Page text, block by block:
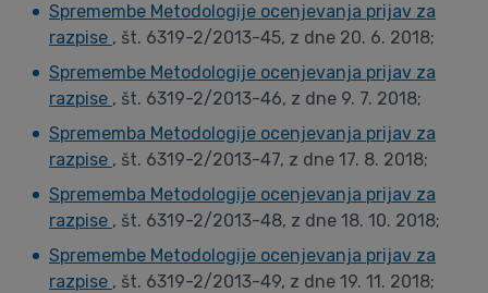
Spremembe Metodologije ocenjevanja prijav za
razpise , št. 6319-2/2013-45, z dne 20. 6. 2018;
Spremembe Metodologije ocenjevanja prijav za
razpise , št. 6319-2/2013-46, z dne 9. 7. 2018;
Sprememba Metodologije ocenjevanja prijav za
razpise , št. 6319-2/2013-47, z dne 17. 8. 2018;
Sprememba Metodologije ocenjevanja prijav za
razpise , št. 6319-2/2013-48, z dne 18. 10. 2018;
Spremembe Metodologije ocenjevanja prijav za
razpise , št. 6319-2/2013-49, z dne 19. 11. 2018;